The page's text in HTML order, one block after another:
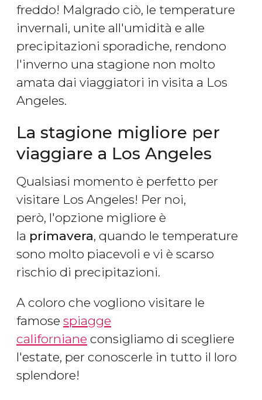
freddo! Malgrado ciò, le temperature
invernali, unite all'umidità e alle
precipitazioni sporadiche, rendono
l'inverno una stagione non molto
amata dai viaggiatori in visita a Los
Angeles.
La stagione migliore per
viaggiare a Los Angeles
Qualsiasi momento è perfetto per
visitare Los Angeles! Per noi,
però, l'opzione migliore è
la primavera, quando le temperature
sono molto piacevoli e vi è scarso
rischio di precipitazioni.
A coloro che vogliono visitare le
famose spiagge
californiane consigliamo di scegliere
l'estate, per conoscerle in tutto il loro
splendore!